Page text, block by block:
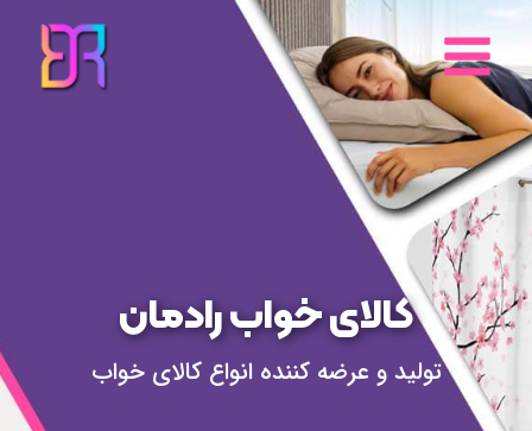
پرش
محتوا
کالای خواب رادمان
تولید و عرضه کننده انواع کالای خواب